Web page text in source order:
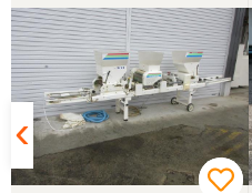
雨が続いて使用でき
ラクターをつかって
のもなんですが、と
た。 ありがとうござい
秋田県／くまさん
大変立派な畦塗機を